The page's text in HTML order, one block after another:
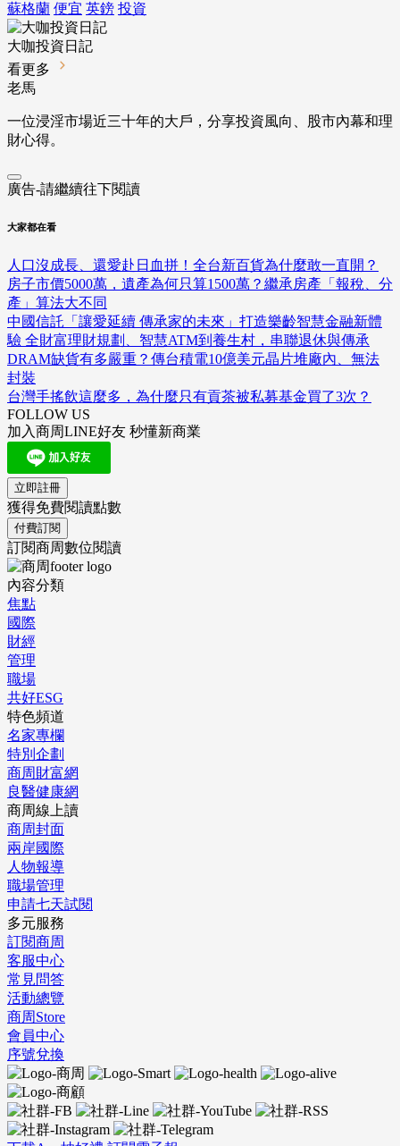
蘇格蘭 便宜 英鎊 投資
大咖投資日記
看更多
老馬
一位浸淫市場近三十年的大戶，分享投資風向、股市內幕和理
財心得。
廣告-請繼續往下閱讀
大家都在看
人口沒成長、還愛赴日血拼！全台新百貨為什麼敢一直開？
房子市價5000萬，遺產為何只算1500萬？繼承房產「報稅、分
產」算法大不同
中國信託「讓愛延續 傳承家的未來」打造樂齡智慧金融新體
驗 全財富理財規劃、智慧ATM到養生村，串聯退休與傳承
DRAM缺貨有多嚴重？傳台積電10億美元晶片堆廠內、無法
封裝
台灣手搖飲這麼多，為什麼只有貢茶被私募基金買了3次？
FOLLOW US
加入商周LINE好友 秒懂新商業
立即註冊
獲得免費閱讀點數
付費訂閱
訂閱商周數位閱讀
內容分類
焦點
國際
財經
管理
職場
共好ESG
特色頻道
名家專欄
特別企劃
商周財富網
良醫健康網
商周線上讀
商周封面
兩岸國際
人物報導
職場管理
申請七天試閱
多元服務
訂閱商周
客服中心
常見問答
活動總覽
商周Store
會員中心
序號兌換